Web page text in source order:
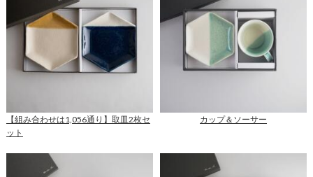
【組み合わせは1,056通り】取皿2枚セ
ット
カップ＆ソーサー